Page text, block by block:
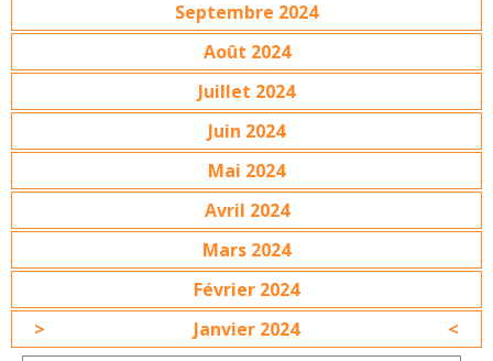
Septembre 2024
Août 2024
Juillet 2024
Juin 2024
Mai 2024
Avril 2024
Mars 2024
Février 2024
Janvier 2024